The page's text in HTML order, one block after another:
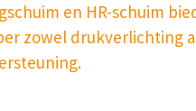
en HR-schuim
zowel drukverlichting